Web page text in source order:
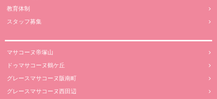
教育体制
スタッフ募集
マサコーヌ帝塚山
ドゥマサコーヌ鶴ケ丘
グレースマサコーヌ阪南町
グレースマサコーヌ西田辺